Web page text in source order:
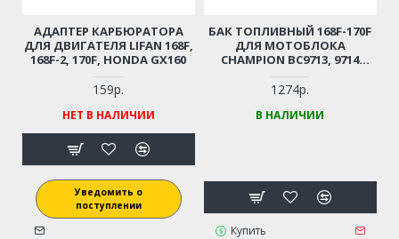
АДАПТЕР КАРБЮРАТОРА
ДЛЯ ДВИГАТЕЛЯ LIFAN 168F,
168F-2, 170F, HONDA GX160
159р.
НЕТ В НАЛИЧИИ
Уведомить о
поступлении
БАК ТОПЛИВНЫЙ 168F-170F
ДЛЯ МОТОБЛОКА
CHAMPION BC9713, 9714
РЕЗЬБОЙ ) ПОДХОДИТ ДЛЯ
МОТОПОМПЫ /
ВИБРОПЛИТЫ И ПР. 6-7 Л.С.
1274р.
В НАЛИЧИИ
Купить